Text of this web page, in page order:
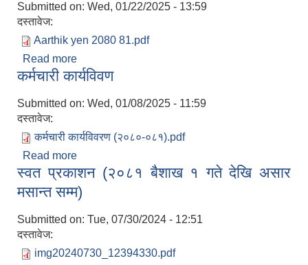
Submitted on: Wed, 01/22/2025 - 13:59
दस्तावेज:
Aarthik yen 2080 81.pdf
Read more
कर्मचारी कार्यविवण
Submitted on: Wed, 01/08/2025 - 11:59
दस्तावेज:
कर्मचारी कार्यविवरण (२०८०-०८१).pdf
Read more
स्वत प्रकाशन (२०८१ बैशाख १ गते देखि असार
मसान्त सम्म)
Submitted on: Tue, 07/30/2024 - 12:51
दस्तावेज:
img20240730_12394330.pdf